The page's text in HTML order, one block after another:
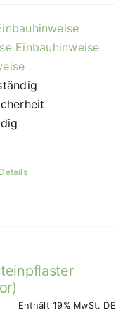
Einbauhinweise
Details
Enthält 19% MwSt. DE